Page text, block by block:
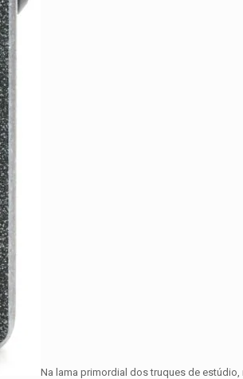
Na lama primordial dos truques de estúdio,